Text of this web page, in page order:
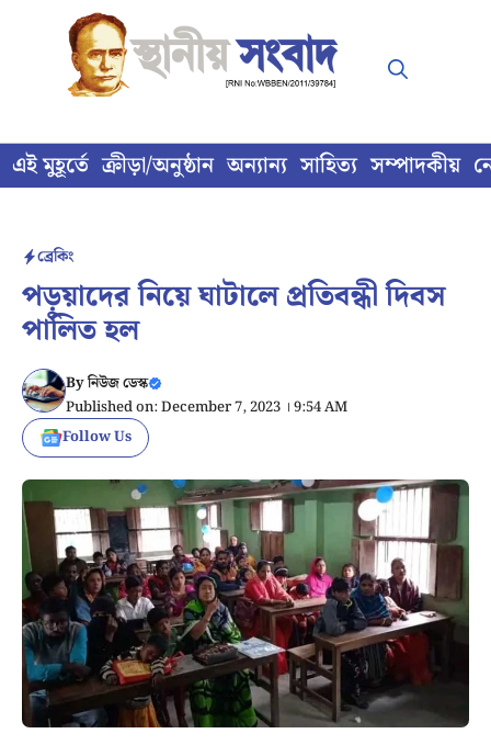
content
এই মুহূর্তে ক্রীড়া/অনুষ্ঠান অন্যান্য সাহিত্য সম্পাদকীয়
ব্রেকিং
পড়ুয়াদের নিয়ে ঘাটালে প্রতিবন্ধী দিবস
পালিত হল
Byনিউজ ডেস্ক
Published on: December 7, 2023 । 9:54 AM
Follow Us